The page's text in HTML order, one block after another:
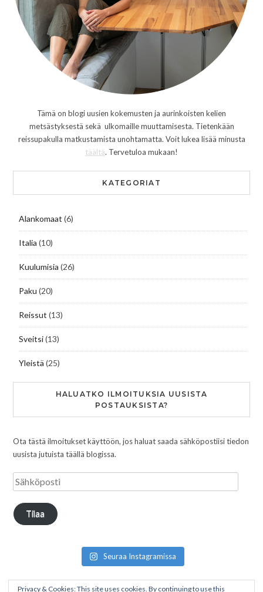
Tämä on blogi uusien kokemusten ja aurinkoisten kelien
metsästyksestä sekä ulkomaille muuttamisesta. Tietenkään
reissupakulla matkustamista unohtamatta. Voit lukea lisää minusta
täältä. Tervetuloa mukaan!
KATEGORIAT
Alankomaat (6)
Italia (10)
Kuulumisia (26)
Paku (20)
Reissut (13)
Sveitsi(13)
Yleistä (25)
HALUATKO ILMOITUKSIA UUSISTA
POSTAUKSISTA?
Ota tästä ilmoitukset käyttöön, jos haluat saada sähköpostiisi tiedon
uusista jutuista täällä blogissa.
Tilaa
Seuraa Instagramissa
Privacy & Cookies: This site uses cookies. By continuing to use this